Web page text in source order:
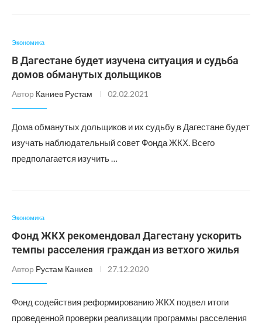
Экономика
В Дагестане будет изучена ситуация и судьба
домов обманутых дольщиков
Автор Каниев Рустам 02.02.2021
Дома обманутых дольщиков и их судьбу в Дагестане будет
изучать наблюдательный совет Фонда ЖКХ. Всего
предполагается изучить …
Экономика
Фонд ЖКХ рекомендовал Дагестану ускорить
темпы расселения граждан из ветхого жилья
Автор Рустам Каниев 27.12.2020
Фонд содействия реформированию ЖКХ подвел итоги
проведенной проверки реализации программы расселения